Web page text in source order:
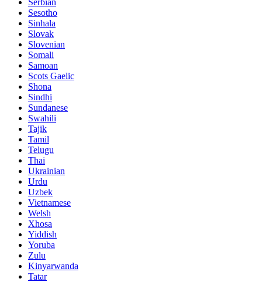
Serbian
Sesotho
Sinhala
Slovak
Slovenian
Somali
Samoan
Scots Gaelic
Shona
Sindhi
Sundanese
Swahili
Tajik
Tamil
Telugu
Thai
Ukrainian
Urdu
Uzbek
Vietnamese
Welsh
Xhosa
Yiddish
Yoruba
Zulu
Kinyarwanda
Tatar